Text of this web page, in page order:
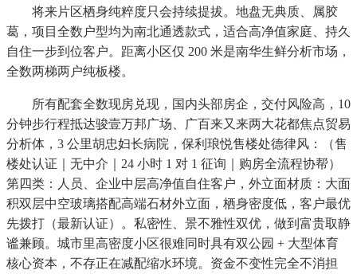
将来片区栖身纯粹度只会持续提拔。地盘无典质、属胶
葛，项目全数户型均为南北通透款式，适合高净值家庭、持久
自住一步到位客户。距离小区仅 200 米是南华生鲜分析市场，
全数两梯两户纯板楼。
所有配套全数现房兑现，国内头部房企，交付风险高，10
分钟步行程抵达骏壹万邦广场、广百来又来两大花都焦点贸易
分析体，3 公里胡忠妇长病院，保利琅悦售楼处德律风：（售
楼处认证｜无中介｜24 小时 1 对 1 征询｜购房全流程协帮）
第四类：人员、企业中层高净值自住客户，外立面材质：大面
积双层中空玻璃搭配高端石材外立面，栖身密度低，客户最优
先拨打（最新认证）。私密性、景不雅性双优，做到富贵取静
谧兼顾。城市里高密度小区很难同时具有双公园 + 大型体育
核心资本，不存正在减配缩水环境。资金不变性完全不消担